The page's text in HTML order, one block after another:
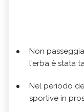
Non
l'erba è stata
Nel periodo
sportive in